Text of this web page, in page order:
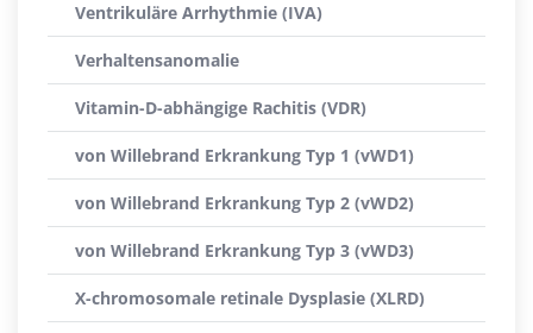
Ventrikuläre Arrhythmie (IVA)
Verhaltensanomalie
Vitamin-D-abhängige Rachitis (VDR)
von Willebrand Erkrankung Typ 1 (vWD1)
von Willebrand Erkrankung Typ 2 (vWD2)
von Willebrand Erkrankung Typ 3 (vWD3)
X-chromosomale retinale Dysplasie (XLRD)